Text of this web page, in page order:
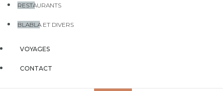
RESTAURANTS
BLABLA ET DIVERS
VOYAGES
CONTACT